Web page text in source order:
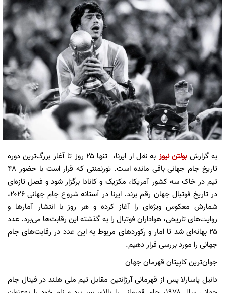
به گزارشبولتن نیوز
به نقل از ایرنا، تنها ۲۵ روز تا آغاز بزرگ‌ترین دوره
تاریخ جام جهانی باقی مانده است. تورنمنتی که قرار است با حضور ۴۸
تیم در خاک سه کشور آمریکا، مکزیک و کانادا برگزار شود و فصل تازه‌ای
در تاریخ فوتبال جهان رقم بزند. ایرنا در آستانه شروع جام جهانی ۲۰۲۶،
شمارش معکوس ویژه‌ای را آغاز کرده و هر روز با انتشار آمارها و
روایت‌های تاریخی، هواداران فوتبال را به گذشته این رقابت‌ها می‌برد. عدد
۲۵ بهانه‌ای شد تا امار و رکوردهای مربوط به این عدد در رقابت‌های جام
جهانی را مورد بررسی قرار دهیم.
جوان‌ترین کاپیتان قهرمان جهان
دانیل پاسارلا پس از قهرمانی آرژانتین مقابل تیم ملی هلند در فینال جام